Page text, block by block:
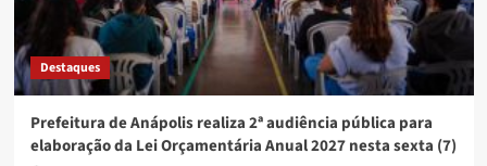
Destaques
Prefeitura de Anápolis realiza 2ª audiência pública para
elaboração da Lei Orçamentária Anual 2027 nesta sexta (7)